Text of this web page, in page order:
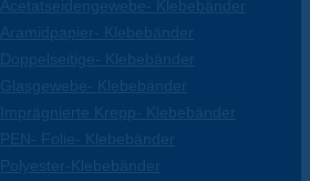
Acetatseidengewebe- Klebebänder
Aramidpapier- Klebebänder
Doppelseitige- Klebebänder
Glasgewebe- Klebebänder
Imprägnierte Krepp- Klebebänder
PEN- Folie- Klebebänder
Polyester-Klebebänder